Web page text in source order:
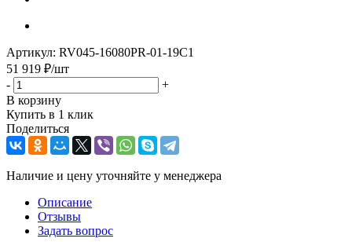
Артикул: RV045-16080PR-01-19C1
51 919 ₽/шт
-
+
В корзину
Купить в 1 клик
Поделиться
Наличие и цену уточняйте у менеджера
Описание
Отзывы
Задать вопрос